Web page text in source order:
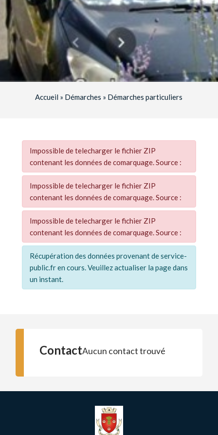
Accueil » Démarches » Démarches particuliers
Impossible de telecharger le fichier ZIP
contenant les données de comarquage. Source :
Impossible de telecharger le fichier ZIP
contenant les données de comarquage. Source :
Impossible de telecharger le fichier ZIP
contenant les données de comarquage. Source :
Récupération des données provenant de service-
public.fr en cours. Veuillez actualiser la page dans
un instant.
ContactAucun contact trouvé